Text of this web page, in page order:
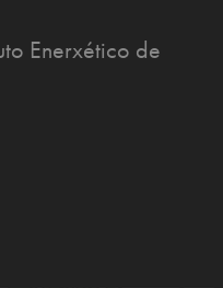
Enerxético de